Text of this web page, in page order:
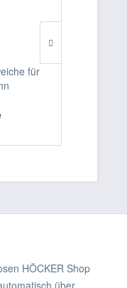
für
HÖCKER Shop
über